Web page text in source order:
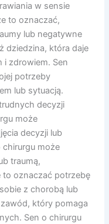
w sensie
to oznaczać,
lub negatywne
dziedzina, która daje
i zdrowiem. Sen
potrzeby
lub sytuacją.
decyzji
może
decyzji lub
chirurgu może
traumą,
to oznaczać potrzebę
z chorobą lub
który pomaga
Sen o chirurgu